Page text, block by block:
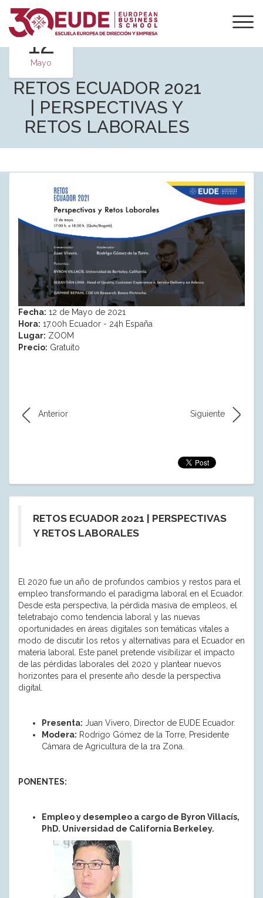
12
Mayo
RETOS ECUADOR 2021
| PERSPECTIVAS Y
RETOS LABORALES
Fecha: 12 de Mayo de 2021
Hora: 17.00h Ecuador - 24h España
Lugar: ZOOM
Precio: Gratuito
Anterior Siguiente
RETOS ECUADOR 2021 | PERSPECTIVAS
Y RETOS LABORALES
El 2020 fue un año de profundos cambios y restos para el
empleo transformando el paradigma laboral en el Ecuador.
Desde esta perspectiva, la pérdida masiva de empleos, el
teletrabajo como tendencia laboral y las nuevas
oportunidades en áreas digitales son temáticas vitales a
modo de discutir los retos y alternativas para el Ecuador en
materia laboral. Este panel pretende visibilizar el impacto
de las pérdidas laborales del 2020 y plantear nuevos
horizontes para el presente año desde la perspectiva
digital.
Presenta: Juan Vivero, Director de EUDE Ecuador.
Modera: Rodrigo Gómez de la Torre, Presidente
Cámara de Agricultura de la 1ra Zona.
PONENTES:
Empleo y desempleo a cargo de Byron Villacís,
PhD. Universidad de California Berkeley.